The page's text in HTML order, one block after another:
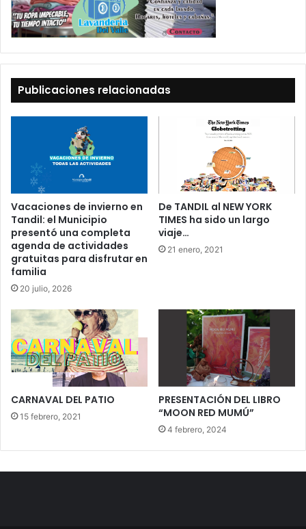
Publicaciones relacionadas
Vacaciones de invierno en
Tandil: el Municipio
presentó una completa
agenda de actividades
gratuitas para disfrutar en
familia
20 julio, 2026
De TANDIL al NEW YORK
TIMES ha sido un largo
viaje…
21 enero, 2021
CARNAVAL DEL PATIO
15 febrero, 2021
PRESENTACIÓN DEL LIBRO
“MOON RED MUMÚ”
4 febrero, 2024